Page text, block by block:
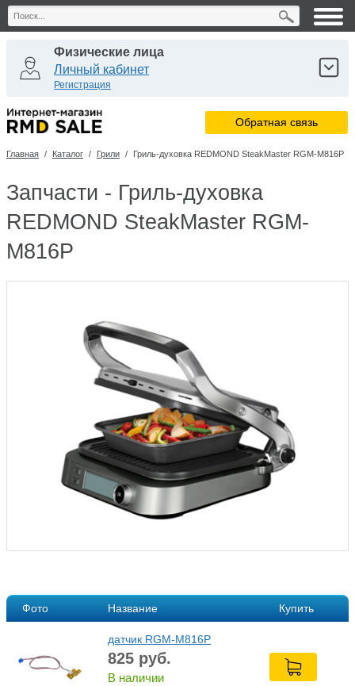
Физические лица
Личный кабинет
Регистрация
Юридические лица
Личный кабинет
Личный кабинет
Обратная связь
Главная / Каталог / Грили / Гриль-духовка REDMOND SteakMaster RGM-M816P
Запчасти - Гриль-духовка
REDMOND SteakMaster RGM-
M816P
Фото Название Купить
датчик RGM-M816Р
825 руб.
В наличии